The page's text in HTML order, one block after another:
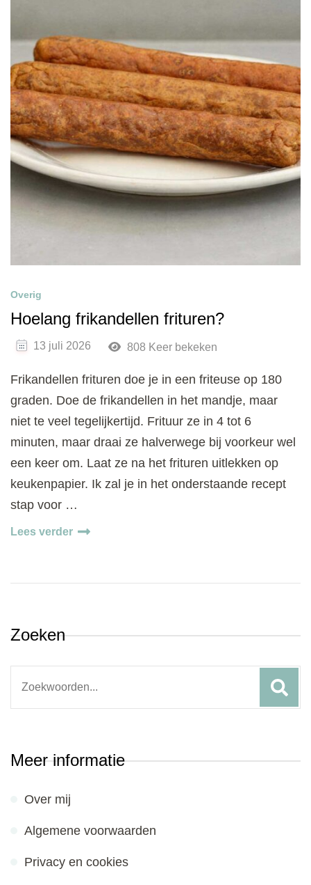
Overig
Hoelang frikandellen frituren?
13 juli 2026 808 Keer bekeken
Frikandellen frituren doe je in een friteuse op 180
graden. Doe de frikandellen in het mandje, maar
niet te veel tegelijkertijd. Frituur ze in 4 tot 6
minuten, maar draai ze halverwege bij voorkeur wel
een keer om. Laat ze na het frituren uitlekken op
keukenpapier. Ik zal je in het onderstaande recept
stap voor …
Lees verder
Zoeken
Meer informatie
Over mij
Algemene voorwaarden
Privacy en cookies